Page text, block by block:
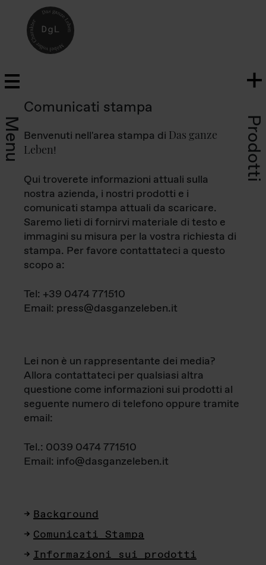
Menu Prodotti
Comunicati stampa
Benvenuti nell'area stampa di Das ganze
Leben!
Qui troverete informazioni attuali sulla
nostra azienda, i nostri prodotti e i
comunicati stampa attuali da scaricare.
Saremo lieti di fornirvi materiale di testo e
immagini su misura per la vostra richiesta di
stampa. Per favore contattateci a questo
scopo a:
Tel: +39 0474 771510
Email: press@dasganzeleben.it
Lei non è un rappresentante dei media?
Allora contattateci per qualsiasi altra
questione come informazioni sui prodotti al
seguente numero di telefono oppure tramite
email:
Tel.: 0039 0474 771510
Email: info@dasganzeleben.it
Background
Comunicati Stampa
Informazioni sui prodotti